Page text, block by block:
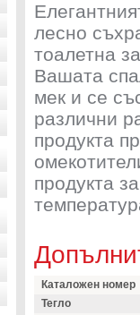
лесно
тоалетна
Вашата
мек и се
различни
продукта
продукта
Каталожен номер
Тегло